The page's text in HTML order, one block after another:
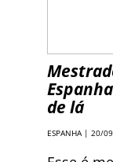
de lá
ESPANHA| 20/